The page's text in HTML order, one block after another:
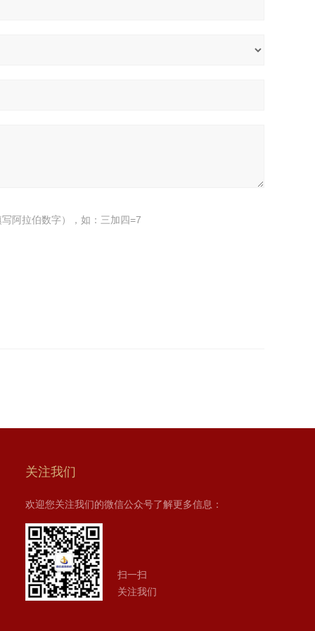
阿拉伯数字），如：三加四=7
关注我们
欢迎您关注我们的微信公众号了解更多信息：
扫一扫
关注我们